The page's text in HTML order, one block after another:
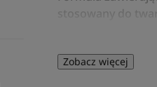
stosowany do
Zobacz więcej